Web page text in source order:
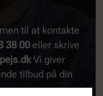
til at kontakte
38 00 eller skrive
Vi giver
tilbud på din